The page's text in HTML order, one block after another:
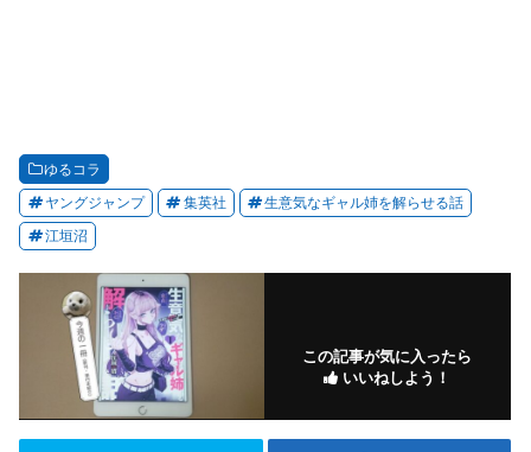
ゆるコラ
ヤングジャンプ 集英社 生意気なギャル姉を解らせる話
江垣沼
この記事が気に入ったら
いいねしよう！